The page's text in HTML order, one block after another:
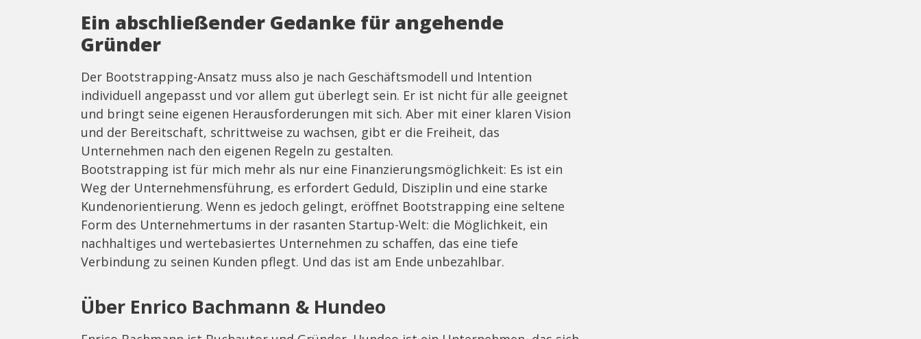
Ein abschließender Gedanke für angehende
Gründer
Der Bootstrapping-Ansatz muss also je nach Geschäftsmodell und Intention
individuell angepasst und vor allem gut überlegt sein. Er ist nicht für alle geeignet
und bringt seine eigenen Herausforderungen mit sich. Aber mit einer klaren Vision
und der Bereitschaft, schrittweise zu wachsen, gibt er die Freiheit, das
Unternehmen nach den eigenen Regeln zu gestalten.
Bootstrapping ist für mich mehr als nur eine Finanzierungsmöglichkeit: Es ist ein
Weg der Unternehmensführung, es erfordert Geduld, Disziplin und eine starke
Kundenorientierung. Wenn es jedoch gelingt, eröffnet Bootstrapping eine seltene
Form des Unternehmertums in der rasanten Startup-Welt: die Möglichkeit, ein
nachhaltiges und wertebasiertes Unternehmen zu schaffen, das eine tiefe
Verbindung zu seinen Kunden pflegt. Und das ist am Ende unbezahlbar.
Über Enrico Bachmann & Hundeo